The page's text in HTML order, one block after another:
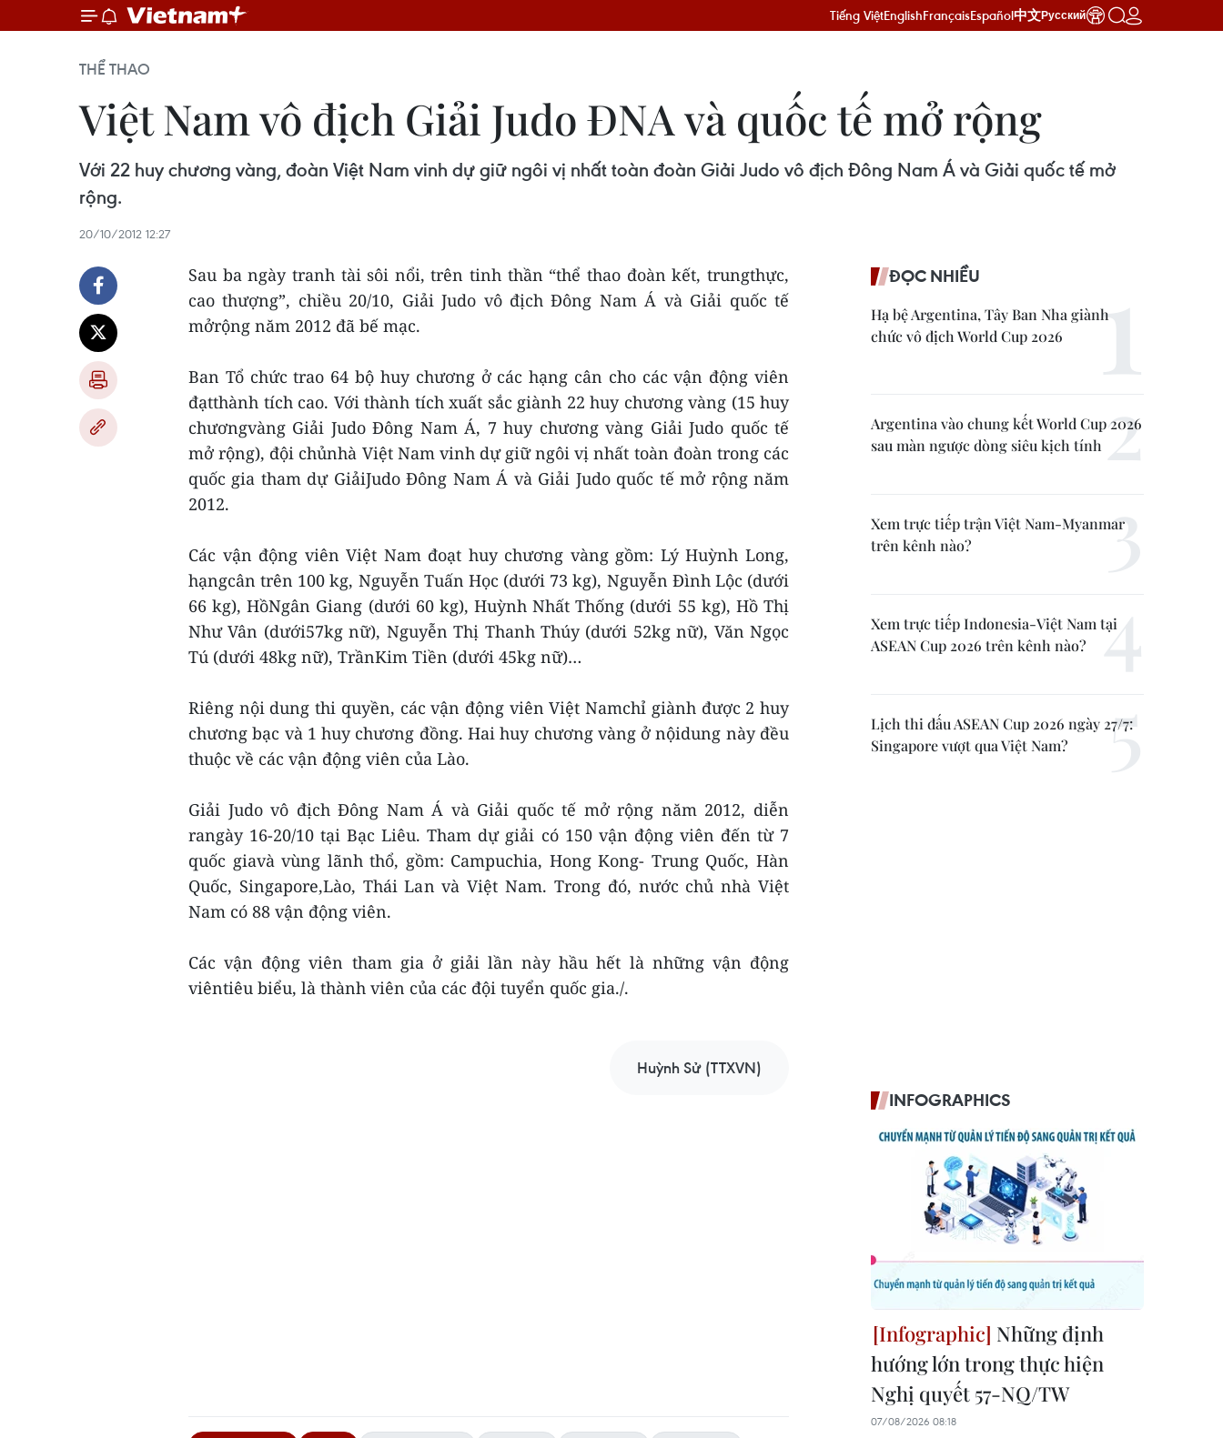
Tiếng ViệtEnglishFrançaisEspañol中文Русский
THỂ THAO
Việt Nam vô địch Giải Judo ĐNA và quốc tế mở rộng
Với 22 huy chương vàng, đoàn Việt Nam vinh dự giữ ngôi vị nhất toàn đoàn Giải Judo vô địch Đông Nam Á và Giải quốc tế mở
rộng.
20/10/2012 12:27
Sau ba ngày tranh tài sôi nổi, trên tinh thần “thể thao đoàn kết, trungthực,
cao thượng”, chiều 20/10, Giải Judo vô địch Đông Nam Á và Giải quốc tế
mởrộng năm 2012 đã bế mạc.
Ban Tổ chức trao 64 bộ huy chương ở các hạng cân cho các vận động viên
đạtthành tích cao. Với thành tích xuất sắc giành 22 huy chương vàng (15 huy
chươngvàng Giải Judo Đông Nam Á, 7 huy chương vàng Giải Judo quốc tế
mở rộng), đội chủnhà Việt Nam vinh dự giữ ngôi vị nhất toàn đoàn trong các
quốc gia tham dự GiảiJudo Đông Nam Á và Giải Judo quốc tế mở rộng năm
2012.
Các vận động viên Việt Nam đoạt huy chương vàng gồm: Lý Huỳnh Long,
hạngcân trên 100 kg, Nguyễn Tuấn Học (dưới 73 kg), Nguyễn Đình Lộc (dưới
66 kg), HồNgân Giang (dưới 60 kg), Huỳnh Nhất Thống (dưới 55 kg), Hồ Thị
Như Vân (dưới57kg nữ), Nguyễn Thị Thanh Thúy (dưới 52kg nữ), Văn Ngọc
Tú (dưới 48kg nữ), TrầnKim Tiền (dưới 45kg nữ)…
Riêng nội dung thi quyền, các vận động viên Việt Namchỉ giành được 2 huy
chương bạc và 1 huy chương đồng. Hai huy chương vàng ở nộidung này đều
thuộc về các vận động viên của Lào.
Giải Judo vô địch Đông Nam Á và Giải quốc tế mở rộng năm 2012, diễn
rangày 16-20/10 tại Bạc Liêu. Tham dự giải có 150 vận động viên đến từ 7
quốc giavà vùng lãnh thổ, gồm: Campuchia, Hong Kong- Trung Quốc, Hàn
Quốc, Singapore,Lào, Thái Lan và Việt Nam. Trong đó, nước chủ nhà Việt
Nam có 88 vận động viên.
Các vận động viên tham gia ở giải lần này hầu hết là những vận động
viêntiêu biểu, là thành viên của các đội tuyển quốc gia./.
Huỳnh Sử (TTXVN)
ĐỌC NHIỀU
Hạ bệ Argentina, Tây Ban Nha giành
chức vô địch World Cup 2026
Argentina vào chung kết World Cup 2026
sau màn ngược dòng siêu kịch tính
Xem trực tiếp trận Việt Nam-Myanmar
trên kênh nào?
Xem trực tiếp Indonesia-Việt Nam tại
ASEAN Cup 2026 trên kênh nào?
Lịch thi đấu ASEAN Cup 2026 ngày 27/7:
Singapore vượt qua Việt Nam?
INFOGRAPHICS
Những định
hướng lớn trong thực hiện
Nghị quyết 57-NQ/TW
07/08/2026 08:18